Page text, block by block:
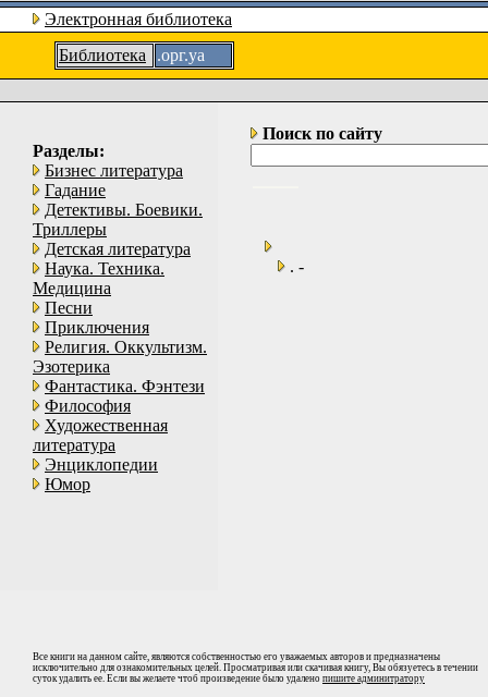
Электронная библиотека
Библиотека
.орг.уа
Разделы:
Бизнес литература
Гадание
Детективы. Боевики.
Триллеры
Детская литература
Наука. Техника.
Медицина
Песни
Приключения
Религия. Оккультизм.
Эзотерика
Фантастика. Фэнтези
Философия
Художественная
литература
Энциклопедии
Юмор
Поиск по сайту
. -
Все книги на данном сайте, являются собственностью его уважаемых авторов и предназначены
исключительно для ознакомительных целей. Просматривая или скачивая книгу, Вы обязуетесь в течении
суток удалить ее. Если вы желаете чтоб произведение было удалено пишите админитратору